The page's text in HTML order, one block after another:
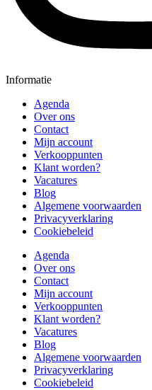
Informatie
Agenda
Over ons
Contact
Mijn account
Verkooppunten
Klant worden?
Vacatures
Blog
Algemene voorwaarden
Privacyverklaring
Cookiebeleid
Agenda
Over ons
Contact
Mijn account
Verkooppunten
Klant worden?
Vacatures
Blog
Algemene voorwaarden
Privacyverklaring
Cookiebeleid